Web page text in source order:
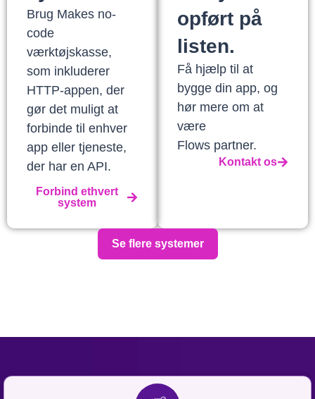
Brug Makes no-
code
værktøjskasse,
som inkluderer
HTTP-appen, der
gør det muligt at
forbinde til enhver
app eller tjeneste,
der har en API.
Forbind ethvert
system
opført på
listen.
Få hjælp til at
bygge din app, og
hør mere om at
være
Flows partner.
Kontakt os
Se flere systemer